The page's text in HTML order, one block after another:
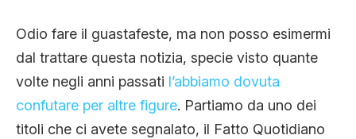
TRUFFE E SOCIAL NETWORK
CLIMA ED ENERGIA
Odio fare il guastafeste, ma non posso esimermi
dal trattare questa notizia, specie visto quante
volte negli anni passati l’abbiamo dovuta
confutare per altre figure. Partiamo da uno dei
titoli che ci avete segnalato, il Fatto Quotidiano